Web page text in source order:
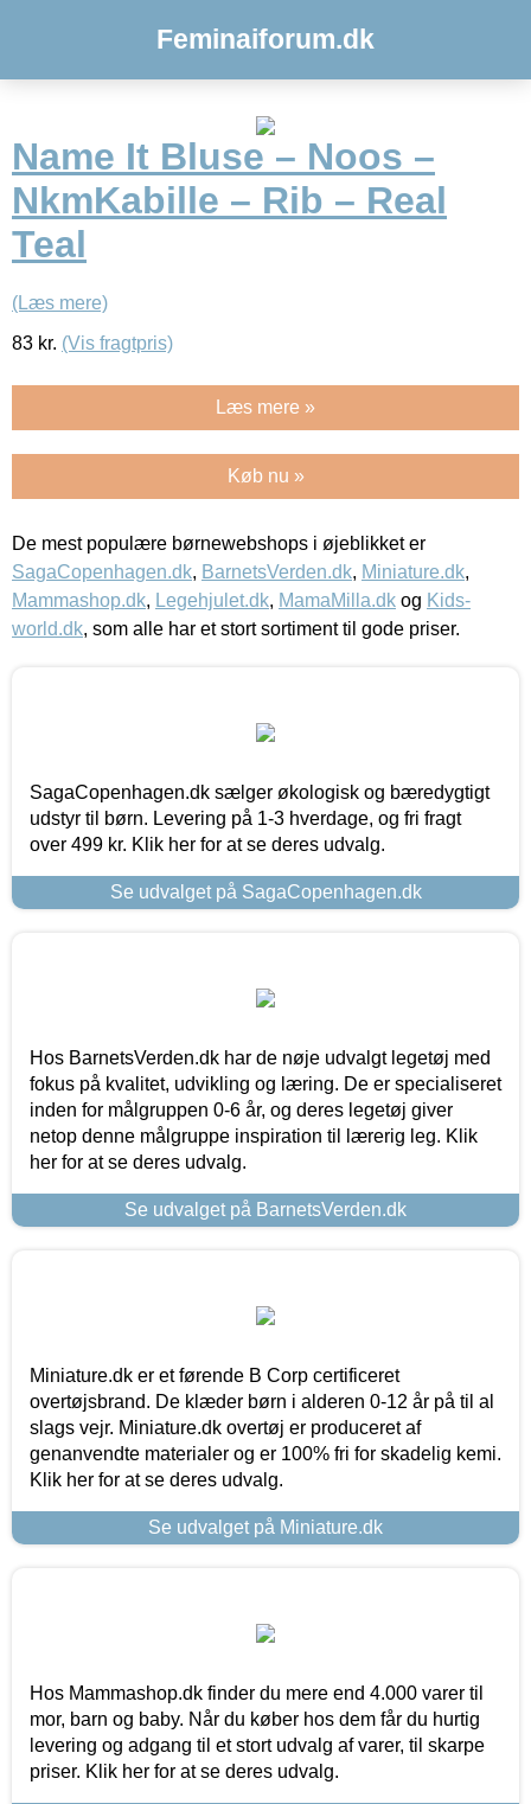
Feminaiforum.dk
Name It Bluse – Noos –
NkmKabille – Rib – Real
Teal
(Læs mere)
83 kr. (Vis fragtpris)
Læs mere »
Køb nu »
De mest populære børnewebshops i øjeblikket er
SagaCopenhagen.dk, BarnetsVerden.dk, Miniature.dk,
Mammashop.dk, Legehjulet.dk, MamaMilla.dk og Kids-
world.dk, som alle har et stort sortiment til gode priser.
SagaCopenhagen.dk sælger økologisk og bæredygtigt
udstyr til børn. Levering på 1-3 hverdage, og fri fragt
over 499 kr. Klik her for at se deres udvalg.
Se udvalget på SagaCopenhagen.dk
Hos BarnetsVerden.dk har de nøje udvalgt legetøj med
fokus på kvalitet, udvikling og læring. De er specialiseret
inden for målgruppen 0-6 år, og deres legetøj giver
netop denne målgruppe inspiration til lærerig leg. Klik
her for at se deres udvalg.
Se udvalget på BarnetsVerden.dk
Miniature.dk er et førende B Corp certificeret
overtøjsbrand. De klæder børn i alderen 0-12 år på til al
slags vejr. Miniature.dk overtøj er produceret af
genanvendte materialer og er 100% fri for skadelig kemi.
Klik her for at se deres udvalg.
Se udvalget på Miniature.dk
Hos Mammashop.dk finder du mere end 4.000 varer til
mor, barn og baby. Når du køber hos dem får du hurtig
levering og adgang til et stort udvalg af varer, til skarpe
priser. Klik her for at se deres udvalg.